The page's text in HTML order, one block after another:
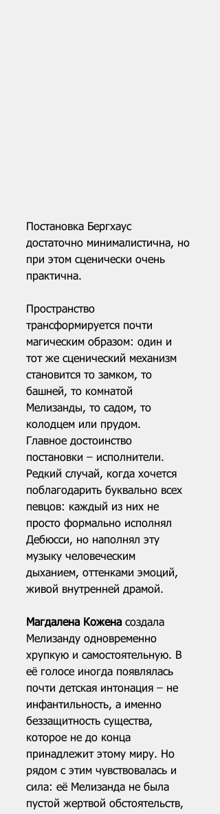
Постановка Бергхаус
достаточно минималистична, но
при этом сценически очень
практична.
Пространство
трансформируется почти
магическим образом: один и
тот же сценический механизм
становится то замком, то
башней, то комнатой
Мелизанды, то садом, то
колодцем или прудом.
Главное достоинство
постановки – исполнители.
Редкий случай, когда хочется
поблагодарить буквально всех
певцов: каждый из них не
просто формально исполнял
Дебюсси, но наполнял эту
музыку человеческим
дыханием, оттенками эмоций,
живой внутренней драмой.
Магдалена Кожена создала
Мелизанду одновременно
хрупкую и самостоятельную. В
её голосе иногда появлялась
почти детская интонация – не
инфантильность, а именно
беззащитность существа,
которое не до конца
принадлежит этому миру. Но
рядом с этим чувствовалась и
сила: её Мелизанда не была
пустой жертвой обстоятельств,